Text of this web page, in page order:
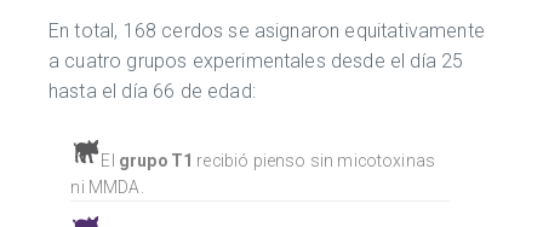
En total, 168 cerdos se asignaron equitativamente
a cuatro grupos experimentales desde el día 25
hasta el día 66 de edad:
El grupo T1 recibió pienso sin micotoxinas
ni MMDA.